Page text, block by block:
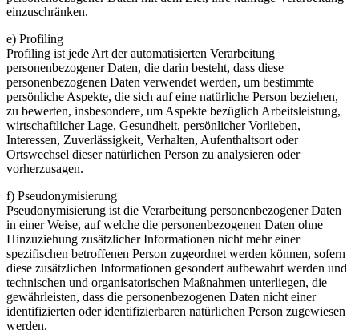
einzuschränken.
e) Profiling
Profiling ist jede Art der automatisierten Verarbeitung
personenbezogener Daten, die darin besteht, dass diese
personenbezogenen Daten verwendet werden, um bestimmte
persönliche Aspekte, die sich auf eine natürliche Person beziehen,
zu bewerten, insbesondere, um Aspekte bezüglich Arbeitsleistung,
wirtschaftlicher Lage, Gesundheit, persönlicher Vorlieben,
Interessen, Zuverlässigkeit, Verhalten, Aufenthaltsort oder
Ortswechsel dieser natürlichen Person zu analysieren oder
vorherzusagen.
f) Pseudonymisierung
Pseudonymisierung ist die Verarbeitung personenbezogener Daten
in einer Weise, auf welche die personenbezogenen Daten ohne
Hinzuziehung zusätzlicher Informationen nicht mehr einer
spezifischen betroffenen Person zugeordnet werden können, sofern
diese zusätzlichen Informationen gesondert aufbewahrt werden und
technischen und organisatorischen Maßnahmen unterliegen, die
gewährleisten, dass die personenbezogenen Daten nicht einer
identifizierten oder identifizierbaren natürlichen Person zugewiesen
werden.